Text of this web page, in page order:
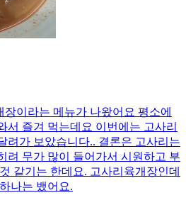
이라는 메뉴가 나왔어요 평소에
서 즐겨 먹는데요 이번에는 고사리
려가 보았습니다.. 결론은 고사리는
려 무가 많이 들어가서 시원하고 부
같기는 한데요. 고사리육개장인데
나는 뱄어요.